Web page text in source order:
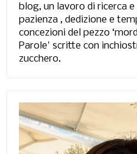
blog, un lavoro di ricerca
pazienza , dedizione e
concezioni del pezzo
Parole' scritte con
zucchero.